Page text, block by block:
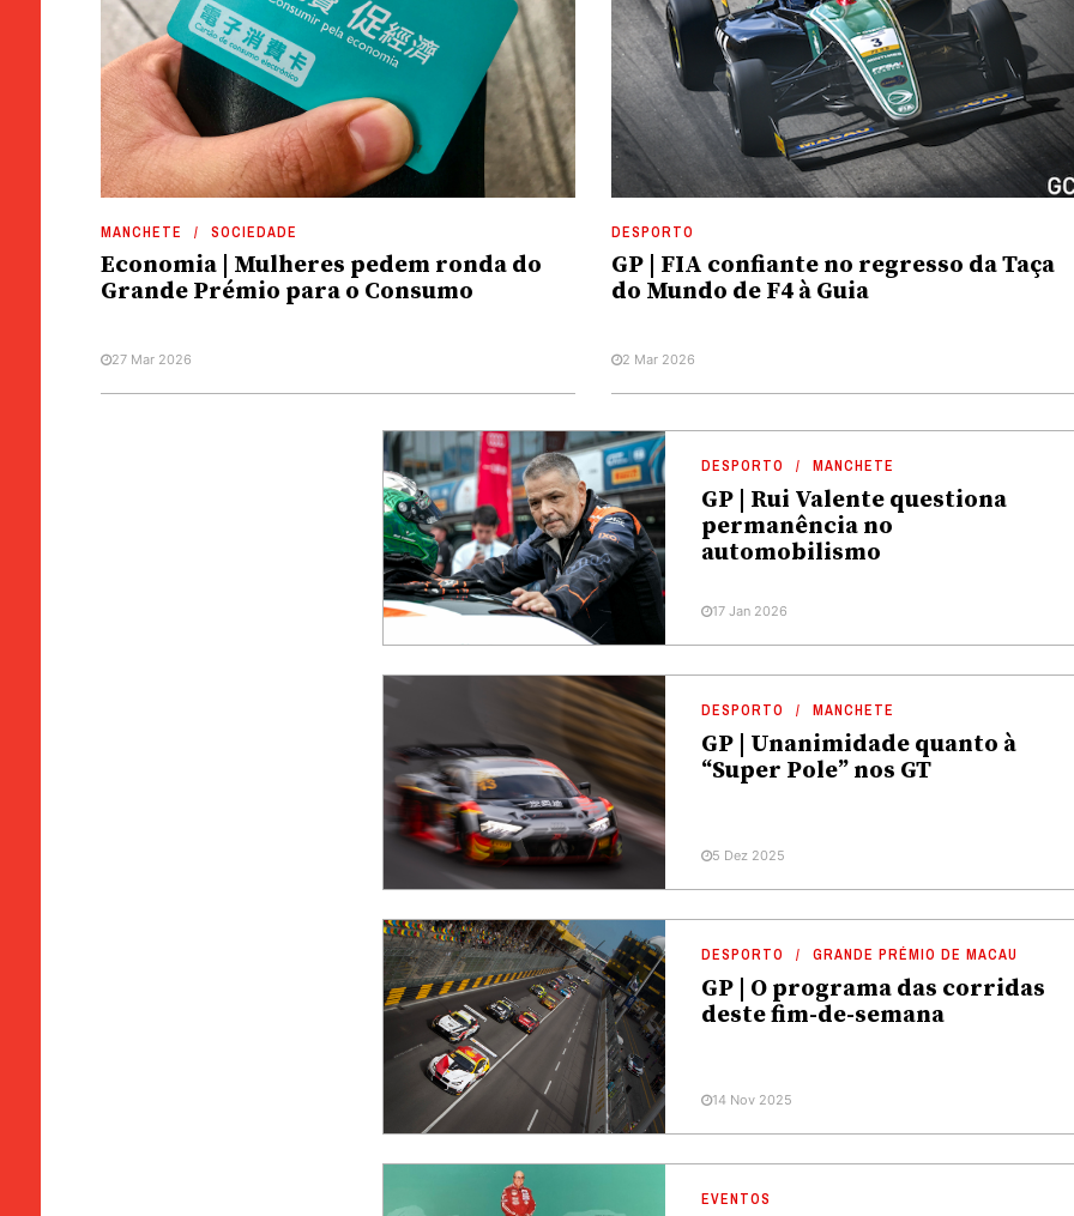
MANCHETE SOCIEDADE
Economia | Mulheres pedem ronda do
Grande Prémio para o Consumo
27 Mar 2026
DESPORTO
GP | FIA confiante no regresso da Taça
do Mundo de F4 à Guia
2 Mar 2026
DESPORTO MANCHETE
GP | Rui Valente questiona
permanência no
automobilismo
17 Jan 2026
DESPORTO MANCHETE
GP | Unanimidade quanto à
“Super Pole” nos GT
5 Dez 2025
DESPORTO GRANDE PRÉMIO DE MACAU
GP | O programa das corridas
deste fim-de-semana
14 Nov 2025
EVENTOS